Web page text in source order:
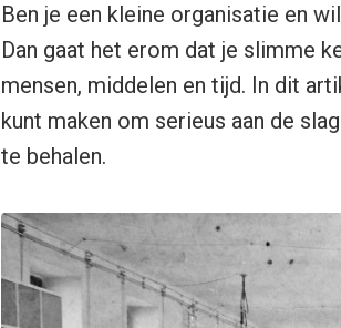
Ben je een kleine organisatie en
Dan gaat het erom dat je slimme
mensen, middelen en tijd. In dit
kunt maken om serieus aan de
te behalen.